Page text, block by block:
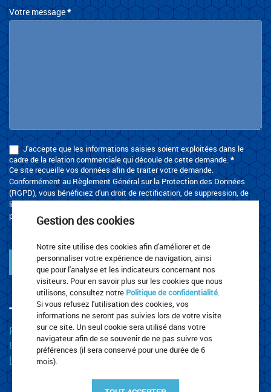
Votre message*
J'accepte que les informations saisies soient exploitées dans le
cadre de la relation commerciale qui découle de cette demande.*
Ce site recueille vos données afin de traiter votre demande.
Conformément au Règlement Général sur la Protection des Données
(RGPD), vous bénéficiez d'un droit de rectification, de suppression, de
limitation ou d'opposition au traitement de vos données. Pour en savoir
plus, merci de consulter la pagePolitique de confidentialité
Envoyer
TRANSPORTS LEROUX
Rue Za De La Plaine
87220 Boisseuil
[t] 05 55 30 67 23
Gestion des cookies
Notre site utilise des cookies afin d'améliorer et de
personnaliser votre expérience de navigation, ainsi
que pour l'analyse et les indicateurs concernant nos
visiteurs. Pour en savoir plus sur les cookies que nous
utilisons, consultez notre Politique de confidentialité.
Si vous refusez l'utilisation des cookies, vos
informations ne seront pas suivies lors de votre visite
sur ce site. Un seul cookie sera utilisé dans votre
navigateur afin de se souvenir de ne pas suivre vos
préférences (il sera conservé pour une durée de 6
mois).